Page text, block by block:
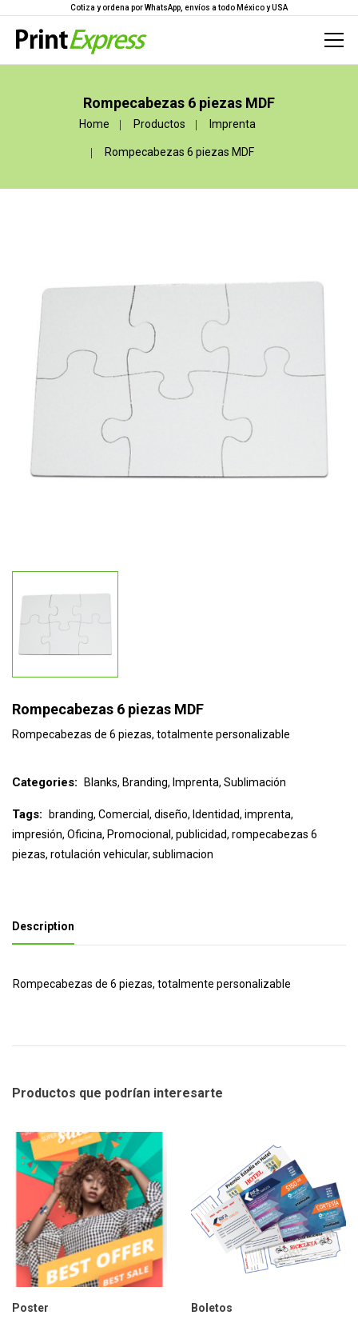
Cotiza y ordena por WhatsApp, envíos a todo México y USA
Rompecabezas 6 piezas MDF
Home Productos Imprenta
Rompecabezas 6 piezas MDF
Rompecabezas 6 piezas MDF
Rompecabezas de 6 piezas, totalmente personalizable
Categories: Blanks, Branding, Imprenta, Sublimación
Tags: branding, Comercial , diseño, Identidad, imprenta,
impresión, Oficina, Promocional , publicidad, rompecabezas 6
piezas, rotulación vehicular, sublimacion
Description
Rompecabezas de 6 piezas, totalmente personalizable
Productos que podrían interesarte
Poster Boletos